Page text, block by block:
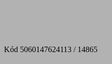
Kód 5060147624113 / 14865